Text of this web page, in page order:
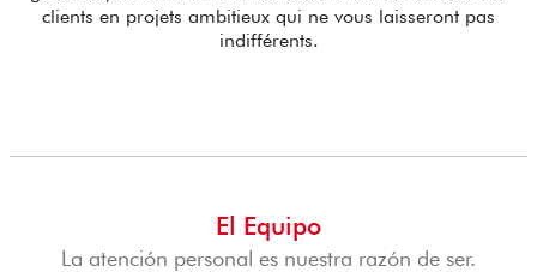
clients en projets ambitieux qui ne vous laisseront pas
indifférents.
El Equipo
La atención personal es nuestra razón de ser.